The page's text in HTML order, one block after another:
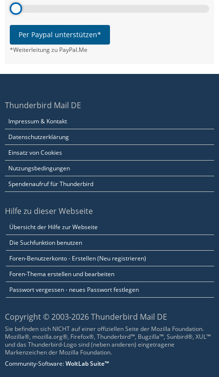
Per Paypal unterstützen*
*Weiterleitung zu PayPal.Me
Thunderbird Mail DE
Impressum & Kontakt
Datenschutzerklärung
Einsatz von Cookies
Nutzungsbedingungen
Spendenaufruf für Thunderbird
Hilfe zu dieser Webseite
Übersicht der Hilfe zur Webseite
Die Suchfunktion benutzen
Foren-Benutzerkonto - Erstellen (Neu registrieren)
Foren-Thema erstellen und bearbeiten
Passwort vergessen - neues Passwort festlegen
Copyright © 2003-2026 Thunderbird Mail DE
Sie befinden sich NICHT auf einer offiziellen Seite der Mozilla Foundation.
Mozilla®, mozilla.org®, Firefox®, Thunderbird™, Bugzilla™, Sunbird®, XUL™
und das Thunderbird-Logo sind (neben anderen) eingetragene
Markenzeichen der Mozilla Foundation.
Community-Software:WoltLab Suite™